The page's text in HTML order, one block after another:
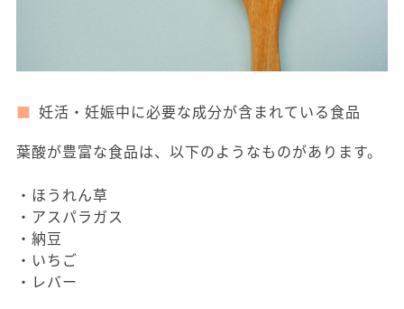
妊活・妊娠中に必要な成分が含まれている食品
葉酸が豊富な食品は、以下のようなものがあります。
・ほうれん草
・アスパラガス
・納豆
・いちご
・レバー